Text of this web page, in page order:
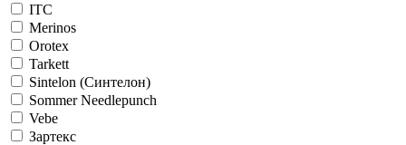
ITC
Merinos
Orotex
Tarkett
Sintelon (Синтелон)
Sommer Needlepunch
Vebe
Зартекс